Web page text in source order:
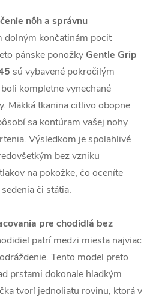
nôh a správnu
dolným končatinám pocit
pánske ponožky Gentle Grip
sú vybavené pokročilým
kompletne vynechané
Mäkká tkanina citlivo obopne
sa kontúram vašej nohy
Výsledkom je spoľahlivé
bez vzniku
na pokožke, čo oceníte
či státia.
pre chodidlá bez
patrí medzi miesta najviac
Tento model preto
prstami dokonale hladkým
tvorí jednoliatu rovinu, ktorá v